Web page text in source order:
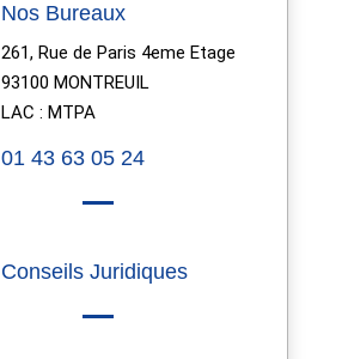
Nos Bureaux
261, Rue de Paris 4eme Etage
93100 MONTREUIL
LAC : MTPA
01 43 63 05 24
Conseils Juridiques